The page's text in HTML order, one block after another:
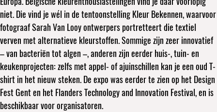
niet. Die vind je wél in de tentoonstelling Kleur Bekennen, waarvoor
fotograaf Sarah Van Looy ontwerpers portretteert die textiel
verven met alternatieve kleurstoffen. Sommige zijn zeer innovatief
– van bacteriën tot algen –, anderen zijn eerder huis-, tuin- en
keukenprojecten: zelfs met appel- of ajuinschillen kan je een oud T-
shirt in het nieuw steken. De expo was eerder te zien op het Design
Fest Gent en het Flanders Technology and Innovation Festival, en is
beschikbaar voor organisatoren.